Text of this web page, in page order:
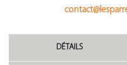
DÉTAILS